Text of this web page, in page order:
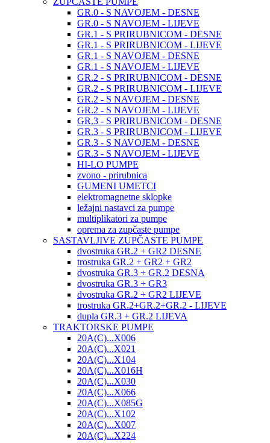
GR.0 - S NAVOJEM - DESNE
GR.0 - S NAVOJEM - LIJEVE
GR.1 - S PRIRUBNICOM - DESNE
GR.1 - S PRIRUBNICOM - LIJEVE
GR.1 - S NAVOJEM - DESNE
GR.1 - S NAVOJEM - LIJEVE
GR.2 - S PRIRUBNICOM - DESNE
GR.2 - S PRIRUBNICOM - LIJEVE
GR.2 - S NAVOJEM - DESNE
GR.2 - S NAVOJEM - LIJEVE
GR.3 - S PRIRUBNICOM - DESNE
GR.3 - S PRIRUBNICOM - LIJEVE
GR.3 - S NAVOJEM - DESNE
GR.3 - S NAVOJEM - LIJEVE
HI-LO PUMPE
zvono - prirubnica
GUMENI UMETCI
elektromagnetne sklopke
ležajni nastavci za pumpe
multiplikatori za pumpe
oprema za zupčaste pumpe
SASTAVLJIVE ZUPČASTE PUMPE
dvostruka GR.2 + GR2 DESNE
trostruka GR.2 + GR2 + GR2
dvostruka GR.3 + GR.2 DESNA
dvostruka GR.3 + GR3
dvostruka GR.2 + GR2 LIJEVE
trostruka GR.2+GR.2+GR.2 - LIJEVE
dupla GR.3 + GR.2 LIJEVA
TRAKTORSKE PUMPE
20A(C)...X006
20A(C)...X021
20A(C)...X104
20A(C)...X016H
20A(C)...X030
20A(C)...X066
20A(C)...X085G
20A(C)...X102
20A(C)...X007
20A(C)...X224